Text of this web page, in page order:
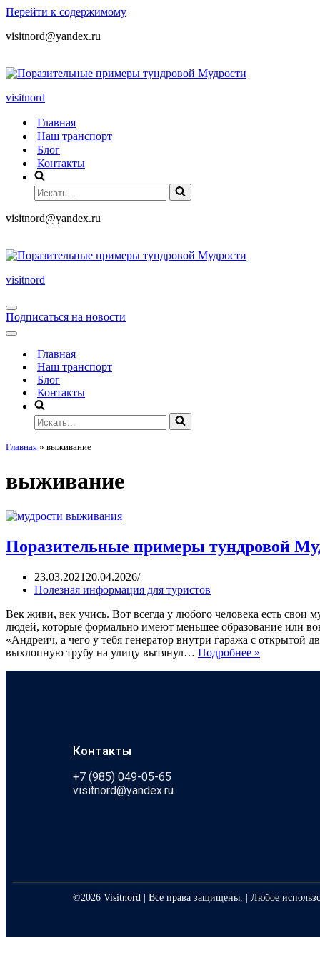
Перейти к содержимому
visitnord@yandex.ru
visitnord
Главная
Наш транспорт
Блог
Контакты
visitnord@yandex.ru
visitnord
Подписаться на новости
Главная
Наш транспорт
Блог
Контакты
Главная » выживание
выживание
Поразительные примеры тундровой
23.03.2021 20.04.2026
Полезная информация для туристов
Век живи, век учись. Вот всегда у любого человека есть свои
людей, которые формально имеют меньшее образование или
«Андреич, а чего у тебя генератор внутри гаража с открытой
выхлопную трубу на улицу вытянул… Подробнее »
Контакты
+7 (985) 049-05-65
visitnord@yandex.ru
©2026 Visitnord | Все права защищены. | Любое